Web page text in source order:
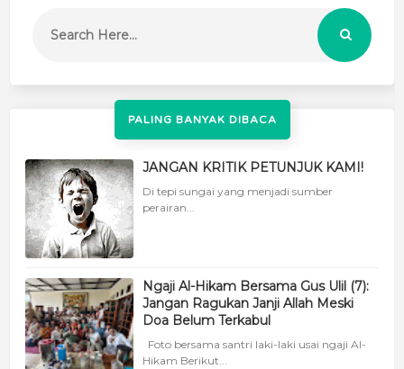
PALING BANYAK DIBACA
JANGAN KRITIK PETUNJUK KAMI!
Di tepi sungai yang menjadi sumber
perairan...
Ngaji Al-Hikam Bersama Gus Ulil (7):
Jangan Ragukan Janji Allah Meski
Doa Belum Terkabul
Foto bersama santri laki-laki usai ngaji Al-
Hikam Berikut...